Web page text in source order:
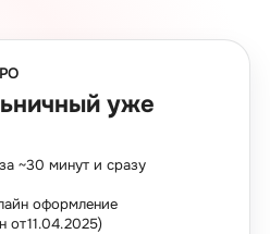
уже
~30 минут и сразу
оформление
от 11.04.2025)